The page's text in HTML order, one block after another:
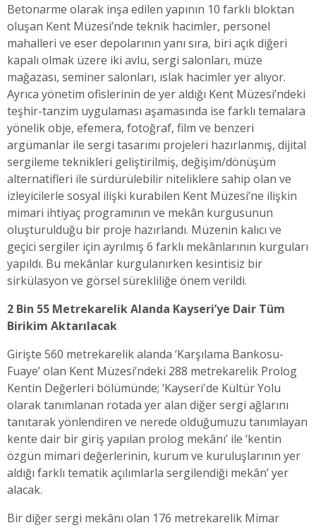
Betonarme olarak inşa edilen yapının 10 farklı bloktan
oluşan Kent Müzesi’nde teknik hacimler, personel
mahalleri ve eser depolarının yanı sıra, biri açık diğeri
kapalı olmak üzere iki avlu, sergi salonları, müze
mağazası, seminer salonları, ıslak hacimler yer alıyor.
Ayrıca yönetim ofislerinin de yer aldığı Kent Müzesi’ndeki
teşhir-tanzim uygulaması aşamasında ise farklı temalara
yönelik obje, efemera, fotoğraf, film ve benzeri
argümanlar ile sergi tasarımı projeleri hazırlanmış, dijital
sergileme teknikleri geliştirilmiş, değişim/dönüşüm
alternatifleri ile sürdürülebilir niteliklere sahip olan ve
izleyicilerle sosyal ilişki kurabilen Kent Müzesi’ne ilişkin
mimari ihtiyaç programının ve mekân kurgusunun
oluşturulduğu bir proje hazırlandı. Müzenin kalıcı ve
geçici sergiler için ayrılmış 6 farklı mekânlarının kurguları
yapıldı. Bu mekânlar kurgulanırken kesintisiz bir
sirkülasyon ve görsel sürekliliğe önem verildi.
2 Bin 55 Metrekarelik Alanda Kayseri’ye Dair Tüm
Birikim Aktarılacak
Girişte 560 metrekarelik alanda ‘Karşılama Bankosu-
Fuaye’ olan Kent Müzesi’ndeki 288 metrekarelik Prolog
Kentin Değerleri bölümünde; ‘Kayseri'de Kültür Yolu
olarak tanımlanan rotada yer alan diğer sergi ağlarını
tanıtarak yönlendiren ve nerede olduğumuzu tanımlayan
kente dair bir giriş yapılan prolog mekânı’ ile ‘kentin
özgün mimari değerlerinin, kurum ve kuruluşlarının yer
aldığı farklı tematik açılımlarla sergilendiği mekân’ yer
alacak.
Bir diğer sergi mekânı olan 176 metrekarelik Mimar